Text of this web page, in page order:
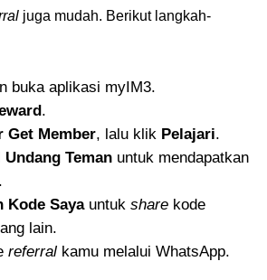
juga mudah. Berikut langkah-
buka aplikasi myIM3.
.
Get Member, lalu klik Pelajari.
Undang Teman untuk mendapatkan
.
Kode Sayauntuk share kode
lain.
referral kamu melalui WhatsApp.